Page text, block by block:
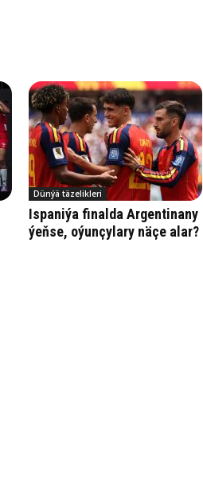
Dünýä täzelikleri
Ispaniýa finalda Argentinany
ýeňse, oýunçylary näçe alar?